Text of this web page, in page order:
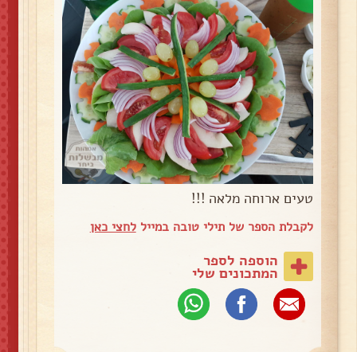
טעים ארוחה מלאה !!!
לקבלת הספר של תילי טובה במייללחצי כאן
הוספה לספר
המתכונים שלי